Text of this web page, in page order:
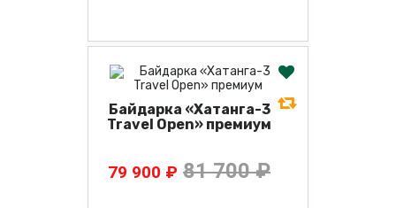
Байдарка «Хатанга-3
Travel Open» премиум
79 900 ₽ 81 700 ₽